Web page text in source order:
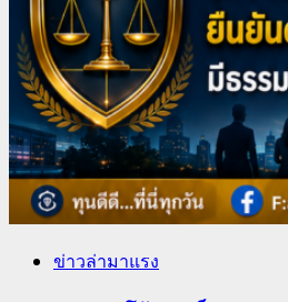
ข่าวล่ามาแรง